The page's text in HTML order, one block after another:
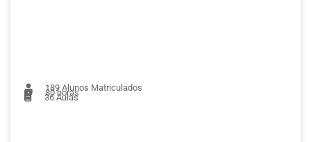
189 Alunos Matriculados
80 horas
36Aulas